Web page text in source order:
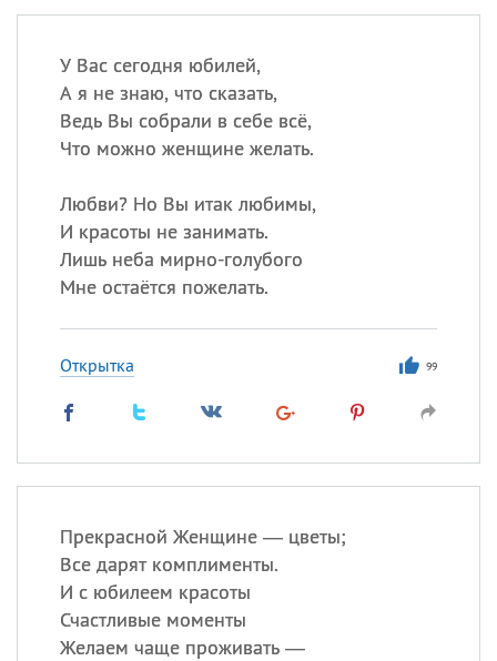
У Вас сегодня юбилей,
А я не знаю, что сказать,
Ведь Вы собрали в себе всё,
Что можно женщине желать.
Любви? Но Вы итак любимы,
И красоты не занимать.
Лишь неба мирно-голубого
Мне остаётся пожелать.
Открытка 99
Прекрасной Женщине — цветы;
Все дарят комплименты.
И с юбилеем красоты
Счастливые моменты
Желаем чаще проживать —